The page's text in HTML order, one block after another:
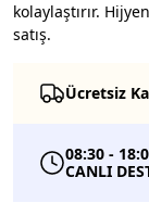
kolaylaştırır.
satış.
Ücretsiz
08:30 -
CANLI